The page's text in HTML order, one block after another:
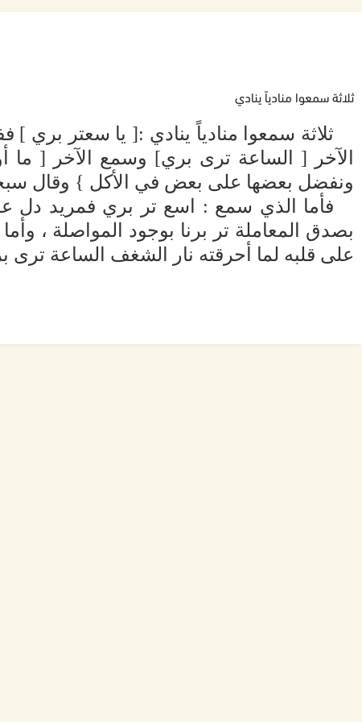
ثلاثة سمعوا منادياً ينادي
ثلاثة سمعوا منادياً ينادي :[ يا سعتر
الآخر [ الساعة ترى بري] وسمع الآخر [
ونفضل بعضها على بعض في الأكل } وقال
فأما الذي سمع : اسع تر بري فمريد دل
بصدق المعاملة تر برنا بوجود المواصلة ،
على قلبه لما أحرقته نار الشغف الساعة